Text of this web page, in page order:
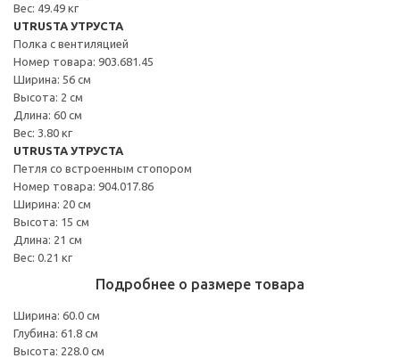
Вес: 49.49 кг
UTRUSTA УТРУСТА
Полка с вентиляцией
Номер товара: 903.681.45
Ширина: 56 см
Высота: 2 см
Длина: 60 см
Вес: 3.80 кг
UTRUSTA УТРУСТА
Петля со встроенным стопором
Номер товара: 904.017.86
Ширина: 20 см
Высота: 15 см
Длина: 21 см
Вес: 0.21 кг
Подробнее о размере товара
Ширина: 60.0 см
Глубина: 61.8 см
Высота: 228.0 см